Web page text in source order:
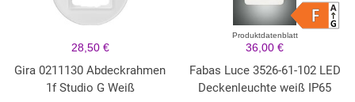
28,50 €
Gira 0211130 Abdeckrahmen
1f Studio G Weiß
Produktdatenblatt
36,00 €
Fabas Luce 3526-61-102 LED
Deckenleuchte weiß IP65